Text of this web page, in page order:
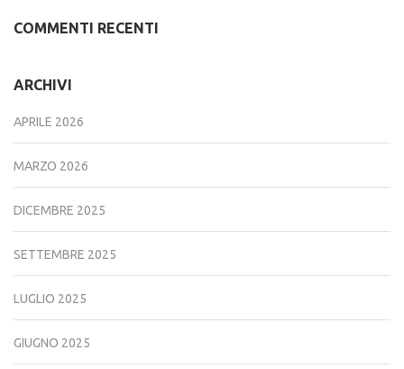
COMMENTI RECENTI
ARCHIVI
APRILE 2026
MARZO 2026
DICEMBRE 2025
SETTEMBRE 2025
LUGLIO 2025
GIUGNO 2025